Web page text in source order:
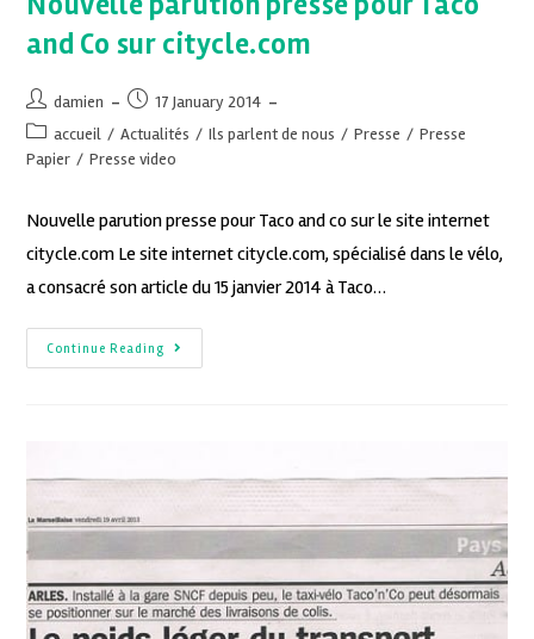
and Co sur citycle.com
damien
17 January 2014
accueil / Actualités / Ils parlent de nous / Presse / Presse
Papier / Presse video
Nouvelle parution presse pour Taco and co sur le site internet
citycle.com Le site internet citycle.com, spécialisé dans le vélo,
a consacré son article du 15 janvier 2014 à Taco…
Continue Reading